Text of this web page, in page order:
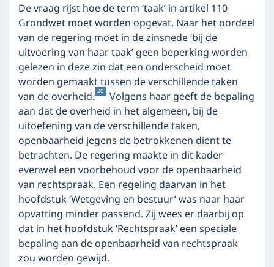
De vraag rijst hoe de term ‘taak’ in artikel 110
Grondwet moet worden opgevat. Naar het oordeel
van de regering moet in de zinsnede ‘bij de
uitvoering van haar taak’ geen beperking worden
gelezen in deze zin dat een onderscheid moet
worden gemaakt tussen de verschillende taken
van de overheid. 20
Volgens haar geeft de bepaling
aan dat de overheid in het algemeen, bij de
uitoefening van de verschillende taken,
openbaarheid jegens de betrokkenen dient te
betrachten. De regering maakte in dit kader
evenwel een voorbehoud voor de openbaarheid
van rechtspraak. Een regeling daarvan in het
hoofdstuk ‘Wetgeving en bestuur’ was naar haar
opvatting minder passend. Zij wees er daarbij op
dat in het hoofdstuk ‘Rechtspraak’ een speciale
bepaling aan de openbaarheid van rechtspraak
zou worden gewijd.